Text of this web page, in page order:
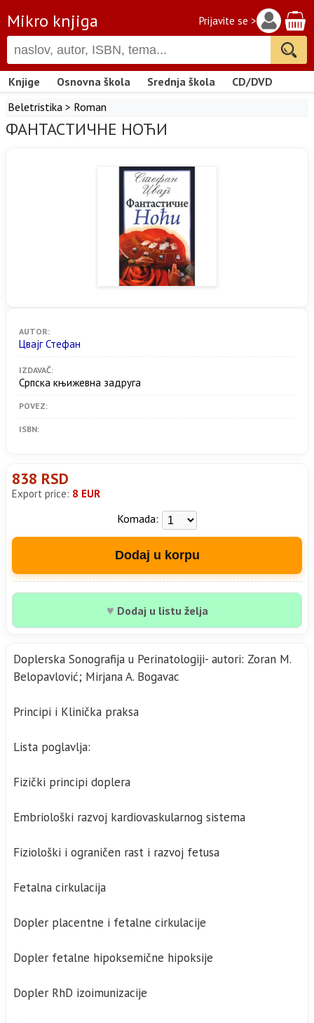
Mikro knjiga Prijavite se >
Knjige Osnovna škola Srednja škola
CD/DVD
Beletristika > Roman
ФАНТАСТИЧНЕ НОЋИ
AUTOR:
Цвајг Стефан
IZDAVAČ:
Српска књижевна задруга
POVEZ:
ISBN:
838 RSD
Export price: 8 EUR
Komada:
Dodaj u korpu
♥ Dodaj u listu želja
Doplerska Sonografija u Perinatologiji- autori: Zoran M.
Belopavlović; Mirjana A. Bogavac
Principi i Klinička praksa
Lista poglavlja:
Fizički principi doplera
Embriološki razvoj kardiovaskularnog sistema
Fiziološki i ograničen rast i razvoj fetusa
Fetalna cirkulacija
Dopler placentne i fetalne cirkulacije
Dopler fetalne hipoksemične hipoksije
Dopler RhD izoimunizacije